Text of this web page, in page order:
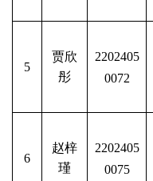
5
贾欣
彤
2202405
0072
6
赵梓
瑾
2202405
0075